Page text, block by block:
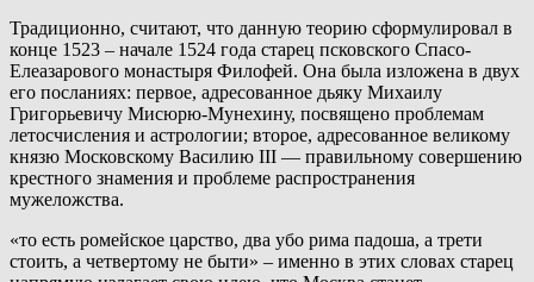
Традиционно, считают, что данную теорию сформулировал в
конце 1523 – начале 1524 года старец псковского Спасо-
Елеазарового монастыря Филофей. Она была изложена в двух
его посланиях: первое, адресованное дьяку Михаилу
Григорьевичу Мисюрю-Мунехину, посвящено проблемам
летосчисления и астрологии; второе, адресованное великому
князю Московскому Василию III — правильному совершению
крестного знамения и проблеме распространения
мужеложства.
«то есть ромейское царство, два убо рима падоша, а трети
стоить, а четвертому не быти» – именно в этих словах старец